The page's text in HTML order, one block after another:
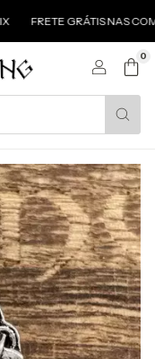
FRETE GRÁTIS NAS
0